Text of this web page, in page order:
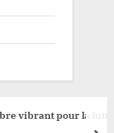
vibrant pour la lutte